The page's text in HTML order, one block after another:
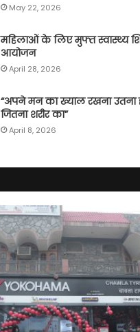
May 22, 2026
महिलाओं के लिए मुफ्त स्वास्थ्य
आयोजन
April 28, 2026
“अपने मन का ख्याल रखना उतना
जितना शरीर का”
April 8, 2026